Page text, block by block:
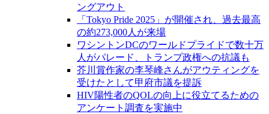
ングアウト
「Tokyo Pride 2025」が開催され、過去最高
の約273,000人が来場
ワシントンDCのワールドプライドで数十万
人がパレード、トランプ政権への抗議も
芥川賞作家の李琴峰さんがアウティングを
受けたとして甲府市議を提訴
HIV陽性者のQOLの向上に役立てるための
アンケート調査を実施中